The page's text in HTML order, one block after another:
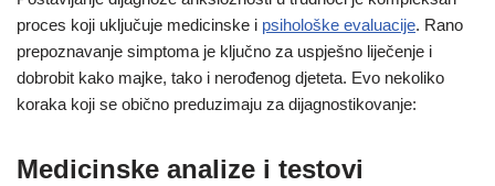
proces koji uključuje medicinske i psihološke evaluacije. Rano
prepoznavanje simptoma je ključno za uspješno liječenje i
dobrobit kako majke, tako i nerođenog djeteta. Evo nekoliko
koraka koji se obično preduzimaju za dijagnostikovanje:
Medicinske analize i testovi